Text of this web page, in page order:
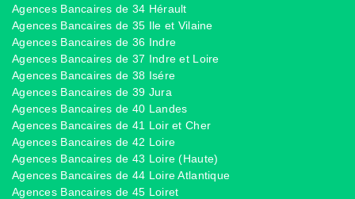
Agences Bancaires de 34 Hérault
Agences Bancaires de 35 Ile et Vilaine
Agences Bancaires de 36 Indre
Agences Bancaires de 37 Indre et Loire
Agences Bancaires de 38 Isére
Agences Bancaires de 39 Jura
Agences Bancaires de 40 Landes
Agences Bancaires de 41 Loir et Cher
Agences Bancaires de 42 Loire
Agences Bancaires de 43 Loire (Haute)
Agences Bancaires de 44 Loire Atlantique
Agences Bancaires de 45 Loiret